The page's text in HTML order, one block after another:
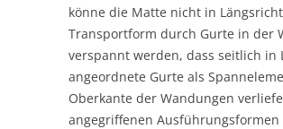
könne die Matte nicht in
Transportform durch Gurte in der
verspannt werden, dass seitlich in
angeordnete Gurte als
Oberkante der Wandungen
angegriffenen Ausführungsformen